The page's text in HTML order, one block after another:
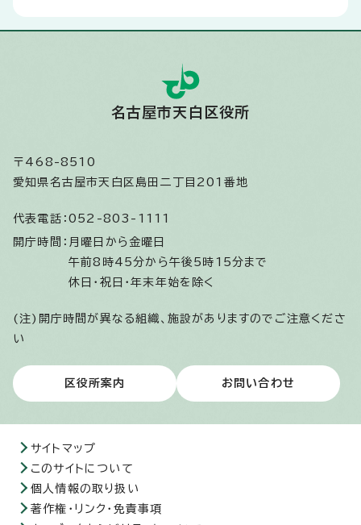
名古屋市天白区役所
〒468-8510
愛知県名古屋市天白区島田二丁目201番地
代表電話： 052-803-1111
開庁時間： 月曜日から金曜日
午前8時45分から午後5時15分まで
休日・祝日・年末年始を除く
(注)開庁時間が異なる組織、施設がありますのでご注意くださ
い
区役所案内 お問い合わせ
サイトマップ
このサイトについて
個人情報の取り扱い
著作権・リンク・免責事項